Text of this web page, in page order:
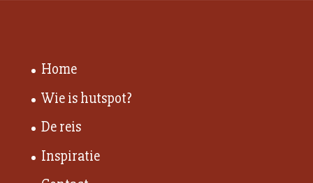
Home
Wie is hutspot?
De reis
Inspiratie